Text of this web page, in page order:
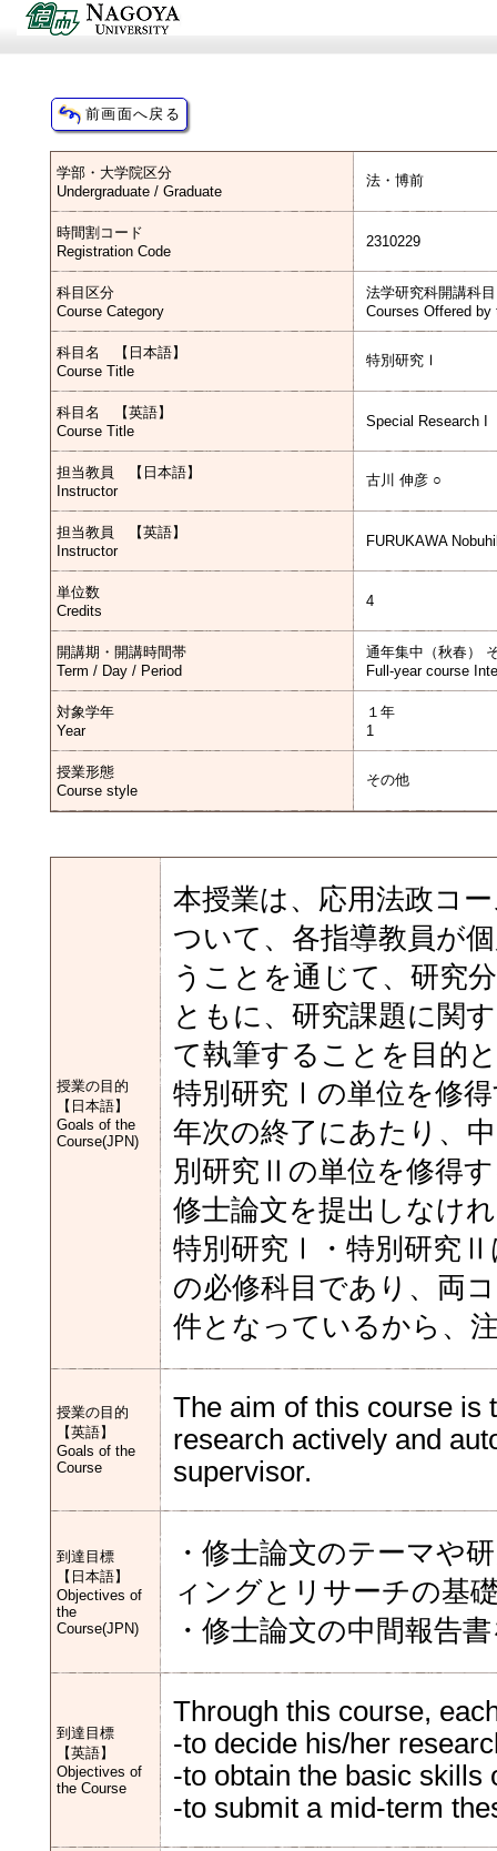
学部・大学院区分
Undergraduate / Graduate
法・博前
時間割コード
Registration Code
2310229
科目区分
Course Category
法学研究科開講科目
Courses Offered by
科目名 【日本語】
Course Title
特別研究Ⅰ
科目名 【英語】
Course Title
Special Research I
担当教員 【日本語】
Instructor
古川 伸彦 ○
担当教員 【英語】
Instructor
FURUKAWA
単位数
Credits
4
開講期・開講時間帯
Term / Day / Period
通年集中（秋春）
Full-year course
対象学年
Year
１年
1
授業形態
Course style
その他
授業の目的
【日本語】
Goals of the
Course(JPN)
本授業は、応用法政コ
ついて、各指導教員が
うことを通じて、研究
ともに、研究課題に関
て執筆することを目的
特別研究Ⅰの単位を修
年次の終了にあたり、
別研究Ⅱの単位を修得
修士論文を提出しなけ
特別研究Ⅰ・特別研究Ⅱ
の必修科目であり、両
件となっているから、
授業の目的
【英語】
Goals of the
Course
The aim of this course is
research actively and
supervisor.
到達目標
【日本語】
Objectives of
the
Course(JPN)
・修士論文のテーマや
ィングとリサーチの基
・修士論文の中間報告
到達目標
【英語】
Objectives of
the Course
Through this course,
-to decide his/her
-to obtain the basic skills
-to submit a mid-term